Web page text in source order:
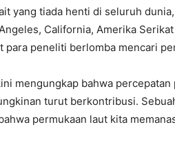
yang tiada henti di seluruh
California, Amerika
para peneliti berlomba mencari
mengungkap bahwa
turut berkontribusi.
permukaan laut kita